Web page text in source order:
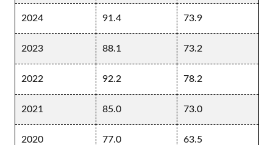
2024 91.4 73.9
2023 88.1 73.2
2022 92.2 78.2
2021 85.0 73.0
2020 77.0 63.5